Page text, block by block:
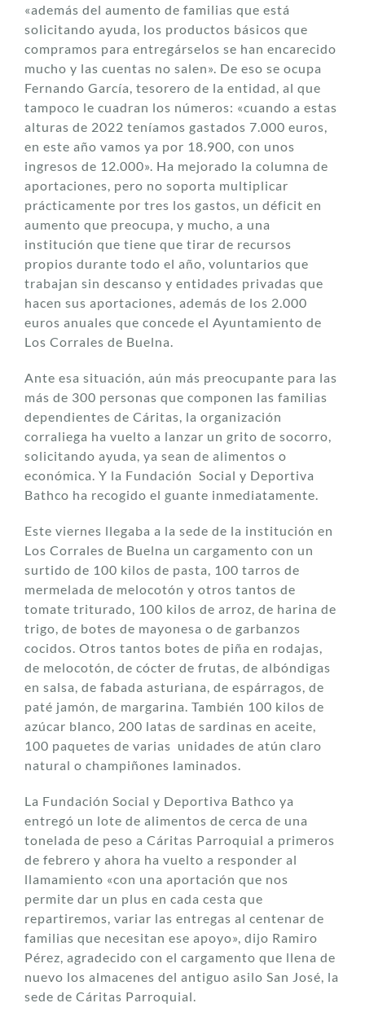
«además del aumento de familias que está
solicitando ayuda, los productos básicos que
compramos para entregárselos se han encarecido
mucho y las cuentas no salen». De eso se ocupa
Fernando García, tesorero de la entidad, al que
tampoco le cuadran los números: «cuando a estas
alturas de 2022 teníamos gastados 7.000 euros,
en este año vamos ya por 18.900, con unos
ingresos de 12.000». Ha mejorado la columna de
aportaciones, pero no soporta multiplicar
prácticamente por tres los gastos, un déficit en
aumento que preocupa, y mucho, a una
institución que tiene que tirar de recursos
propios durante todo el año, voluntarios que
trabajan sin descanso y entidades privadas que
hacen sus aportaciones, además de los 2.000
euros anuales que concede el Ayuntamiento de
Los Corrales de Buelna.
Ante esa situación, aún más preocupante para las
más de 300 personas que componen las familias
dependientes de Cáritas, la organización
corraliega ha vuelto a lanzar un grito de socorro,
solicitando ayuda, ya sean de alimentos o
económica. Y la Fundación Social y Deportiva
Bathco ha recogido el guante inmediatamente.
Este viernes llegaba a la sede de la institución en
Los Corrales de Buelna un cargamento con un
surtido de 100 kilos de pasta, 100 tarros de
mermelada de melocotón y otros tantos de
tomate triturado, 100 kilos de arroz, de harina de
trigo, de botes de mayonesa o de garbanzos
cocidos. Otros tantos botes de piña en rodajas,
de melocotón, de cócter de frutas, de albóndigas
en salsa, de fabada asturiana, de espárragos, de
paté jamón, de margarina. También 100 kilos de
azúcar blanco, 200 latas de sardinas en aceite,
100 paquetes de varias unidades de atún claro
natural o champiñones laminados.
La Fundación Social y Deportiva Bathco ya
entregó un lote de alimentos de cerca de una
tonelada de peso a Cáritas Parroquial a primeros
de febrero y ahora ha vuelto a responder al
llamamiento «con una aportación que nos
permite dar un plus en cada cesta que
repartiremos, variar las entregas al centenar de
familias que necesitan ese apoyo», dijo Ramiro
Pérez, agradecido con el cargamento que llena de
nuevo los almacenes del antiguo asilo San José, la
sede de Cáritas Parroquial.